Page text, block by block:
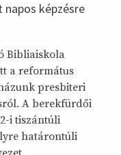
képzésre
Bibliaiskola
a református
presbiteri
A berekfürdői
i tiszántúli
határontúli